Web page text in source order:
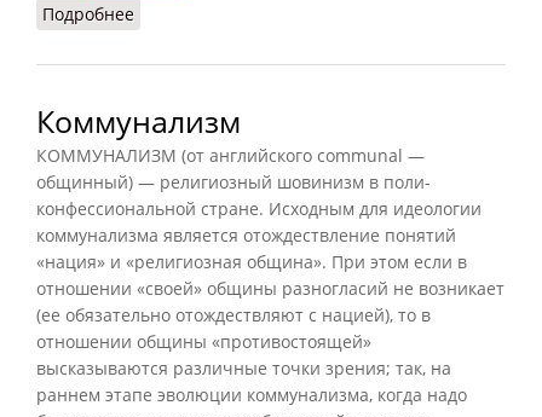
Подробнее
Коммунализм
КОММУНАЛИЗМ (от английского communal —
общинный) — религиозный шовинизм в поли-
конфессиональной стране. Исходным для идеологии
коммунализма является отождествление понятий
«нация» и «религиозная община». При этом если в
отношении «своей» общины разногласий не возникает
(ее обязательно отождествляют с нацией), то в
отношении общины «противостоящей»
высказываются различные точки зрения; так, на
раннем этапе эволюции коммунализма, когда надо